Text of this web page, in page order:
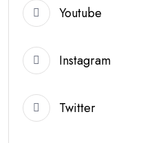
Youtube
Instagram
Twitter